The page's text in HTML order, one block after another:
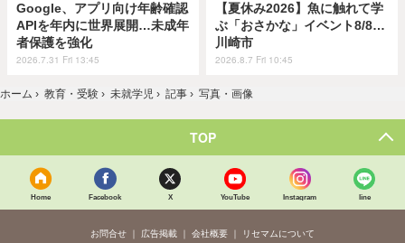
Google、アプリ向け年齢確認
APIを年内に世界展開…未成年
者保護を強化
2026.7.31 Fri 13:45
【夏休み2026】魚に触れて学
ぶ「おさかな」イベント8/8…
川崎市
2026.8.7 Fri 10:45
ホーム › 教育・受験 › 未就学児 › 記事 › 写真・画像
TOP
Home Facebook X YouTube Instagram line
お問合せ 広告掲載 会社概要
リセマムについて